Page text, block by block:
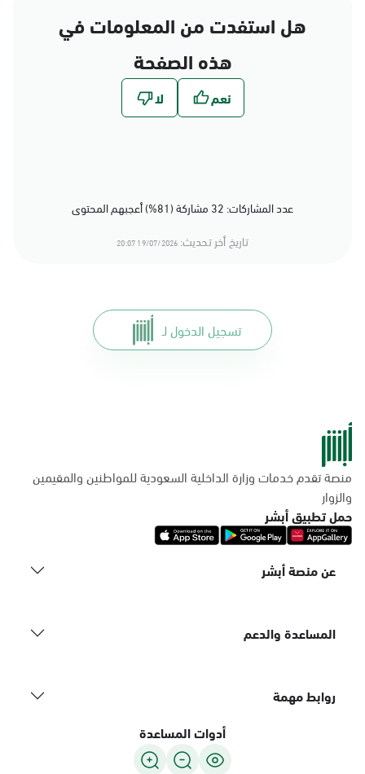
هل استفدت من المعلومات في
هذه الصفحة
عدد المشاركات: 32 مشاركة (81%) أعجبهم المحتوى
تاريخ أخر تحديث: 19/07/2026 20:07
تسجيل الدخول لـ
منصة تقدم خدمات وزارة الداخلية السعودية للمواطنين والمقيمين
والزوار
حمل تطبيق أبشر
عن منصة أبشر
المساعدة والدعم
روابط مهمة
أدوات المساعدة